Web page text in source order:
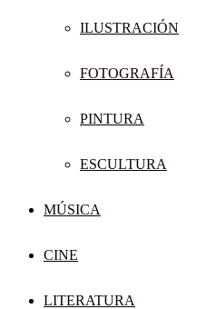
ILUSTRACIÓN
FOTOGRAFÍA
PINTURA
ESCULTURA
MÚSICA
CINE
LITERATURA